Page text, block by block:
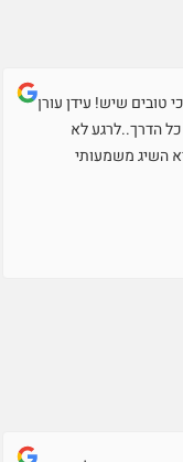
טובים שיש! עידן עורך
כל הדרך..לרגע לא
השיג משמעותי